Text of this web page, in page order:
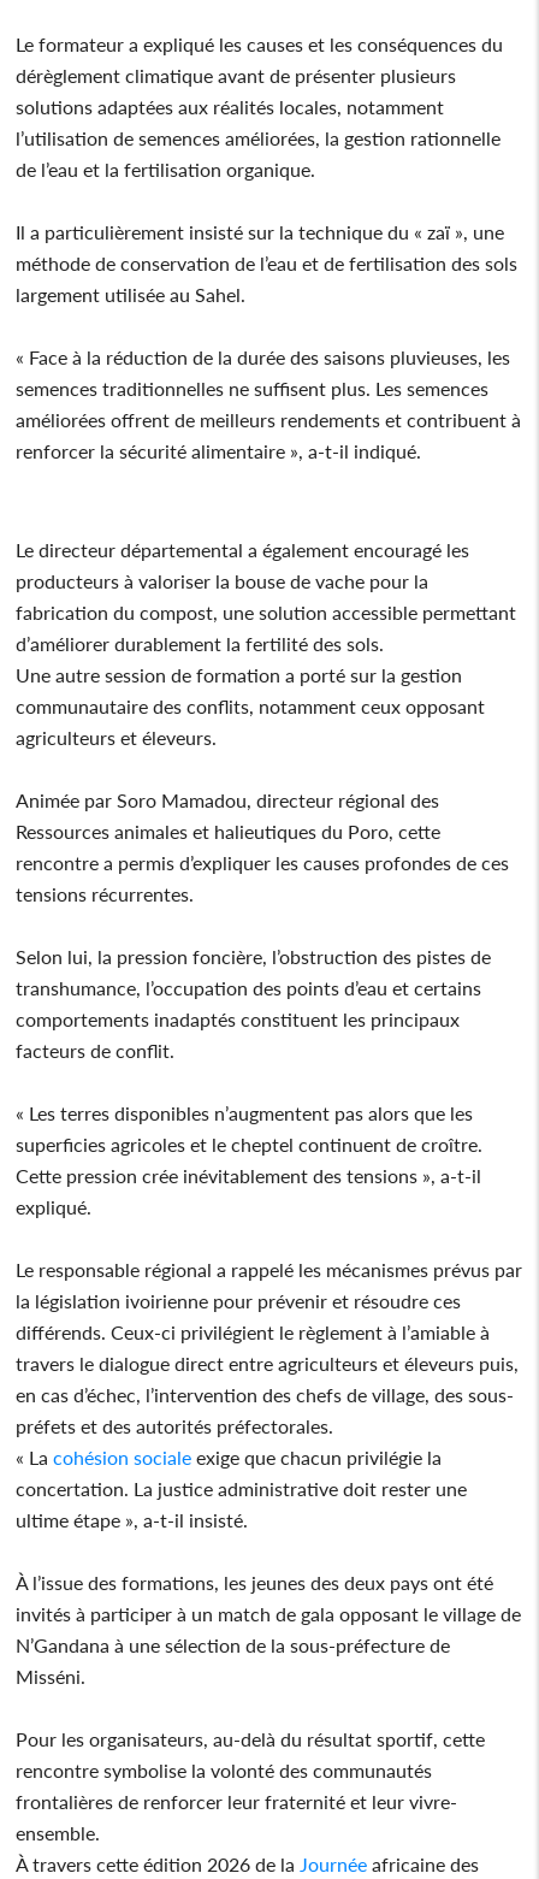
Le formateur a expliqué les causes et les conséquences du
dérèglement climatique avant de présenter plusieurs
solutions adaptées aux réalités locales, notamment
l’utilisation de semences améliorées, la gestion rationnelle
de l’eau et la fertilisation organique.
Il a particulièrement insisté sur la technique du « zaï », une
méthode de conservation de l’eau et de fertilisation des sols
largement utilisée au Sahel.
« Face à la réduction de la durée des saisons pluvieuses, les
semences traditionnelles ne suffisent plus. Les semences
améliorées offrent de meilleurs rendements et contribuent à
renforcer la sécurité alimentaire », a-t-il indiqué.
Le directeur départemental a également encouragé les
producteurs à valoriser la bouse de vache pour la
fabrication du compost, une solution accessible permettant
d’améliorer durablement la fertilité des sols.
Une autre session de formation a porté sur la gestion
communautaire des conflits, notamment ceux opposant
agriculteurs et éleveurs.
Animée par Soro Mamadou, directeur régional des
Ressources animales et halieutiques du Poro, cette
rencontre a permis d’expliquer les causes profondes de ces
tensions récurrentes.
Selon lui, la pression foncière, l’obstruction des pistes de
transhumance, l’occupation des points d’eau et certains
comportements inadaptés constituent les principaux
facteurs de conflit.
« Les terres disponibles n’augmentent pas alors que les
superficies agricoles et le cheptel continuent de croître.
Cette pression crée inévitablement des tensions », a-t-il
expliqué.
Le responsable régional a rappelé les mécanismes prévus par
la législation ivoirienne pour prévenir et résoudre ces
différends. Ceux-ci privilégient le règlement à l’amiable à
travers le dialogue direct entre agriculteurs et éleveurs puis,
en cas d’échec, l’intervention des chefs de village, des sous-
préfets et des autorités préfectorales.
« La cohésion sociale exige que chacun privilégie la
concertation. La justice administrative doit rester une
ultime étape », a-t-il insisté.
À l’issue des formations, les jeunes des deux pays ont été
invités à participer à un match de gala opposant le village de
N’Gandana à une sélection de la sous-préfecture de
Misséni.
Pour les organisateurs, au-delà du résultat sportif, cette
rencontre symbolise la volonté des communautés
frontalières de renforcer leur fraternité et leur vivre-
ensemble.
À travers cette édition 2026 de la Journée africaine des